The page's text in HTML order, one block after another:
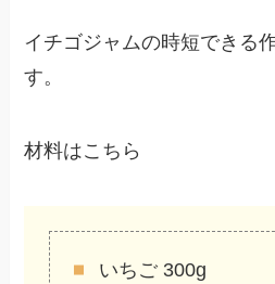
イチゴジャムの時短できる
す。
材料はこちら
いちご 300g